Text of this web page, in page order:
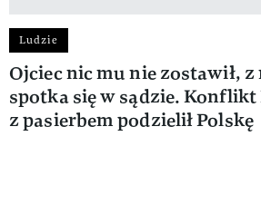
Ludzie
Ojciec nic mu nie zostawił, z
spotka się w sądzie.
z pasierbem podzielił Polskę